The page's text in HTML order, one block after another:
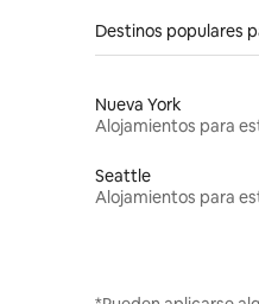
Destinos populares
Nueva York
Seattle